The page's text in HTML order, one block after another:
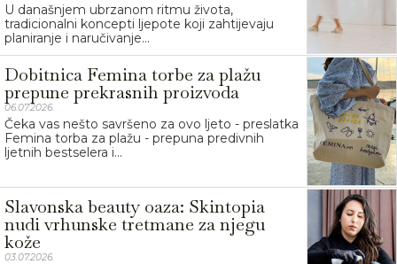
U današnjem ubrzanom ritmu života,
tradicionalni koncepti ljepote koji zahtijevaju
planiranje i naručivanje...
Dobitnica Femina torbe za plažu
prepune prekrasnih proizvoda
06.07.2026.
Čeka vas nešto savršeno za ovo ljeto - preslatka
Femina torba za plažu - prepuna predivnih
ljetnih bestselera i...
Slavonska beauty oaza: Skintopia
nudi vrhunske tretmane za njegu
kože
03.07.2026.